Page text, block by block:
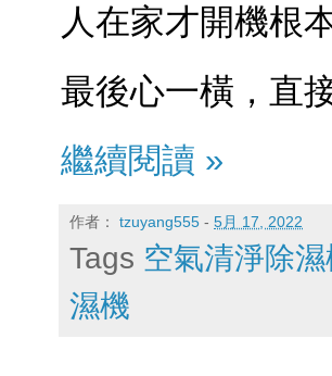
人在家才開機根
最後心一橫，直
繼續閱讀 »
作者： tzuyang555 - 5月 17, 2022
Tags 空氣清淨除濕
濕機